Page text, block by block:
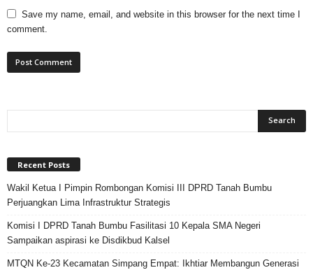
Save my name, email, and website in this browser for the next time I
comment.
Recent Posts
Wakil Ketua I Pimpin Rombongan Komisi III DPRD Tanah Bumbu
Perjuangkan Lima Infrastruktur Strategis
Komisi I DPRD Tanah Bumbu Fasilitasi 10 Kepala SMA Negeri
Sampaikan aspirasi ke Disdikbud Kalsel
MTQN Ke-23 Kecamatan Simpang Empat: Ikhtiar Membangun Generasi